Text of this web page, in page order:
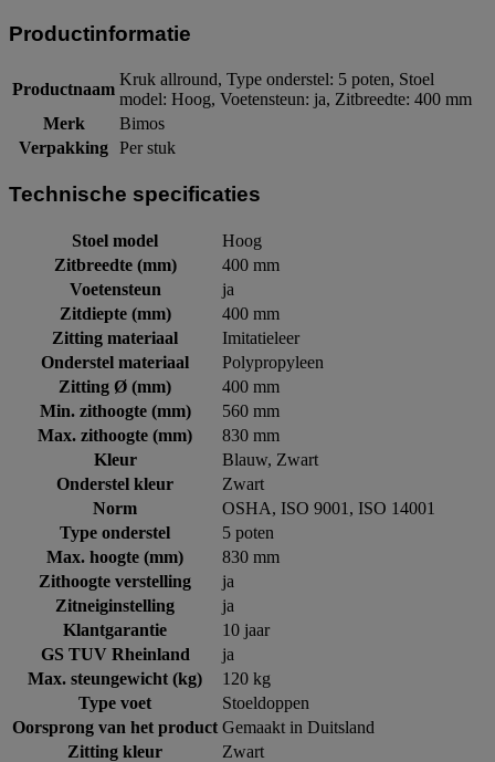
Productinformatie
Productnaam
Kruk allround, Type onderstel: 5 poten, Stoel
model: Hoog, Voetensteun: ja, Zitbreedte: 400 mm
Merk
Bimos
Verpakking Per stuk
Technische specificaties
Stoel model
Hoog
Zitbreedte (mm)
400 mm
Voetensteun
ja
Zitdiepte (mm)
400 mm
Zitting materiaal
Imitatieleer
Onderstel materiaal
Polypropyleen
Zitting Ø (mm)
400 mm
Min. zithoogte (mm)
560 mm
Max. zithoogte (mm)
830 mm
Kleur
Blauw, Zwart
Onderstel kleur
Zwart
Norm
OSHA, ISO 9001, ISO 14001
Type onderstel
5 poten
Max. hoogte (mm)
830 mm
Zithoogte verstelling
ja
Zitneiginstelling
ja
Klantgarantie
10 jaar
GS TUV Rheinland
ja
Max. steungewicht (kg)
120 kg
Type voet
Stoeldoppen
Oorsprong van het product Gemaakt in Duitsland
Zitting kleur
Zwart